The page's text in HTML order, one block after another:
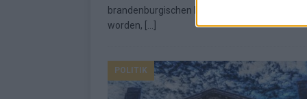
brandenburgischen Münchehofe begangen
worden,
POLITIK